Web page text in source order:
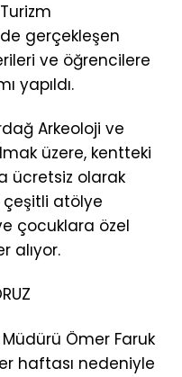
gerçekleşen
ve öğrencilere
yapıldı.
Arkeoloji ve
üzere, kentteki
ücretsiz olarak
çeşitli atölye
çocuklara özel
alıyor.
Ömer Faruk
haftası nedeniyle